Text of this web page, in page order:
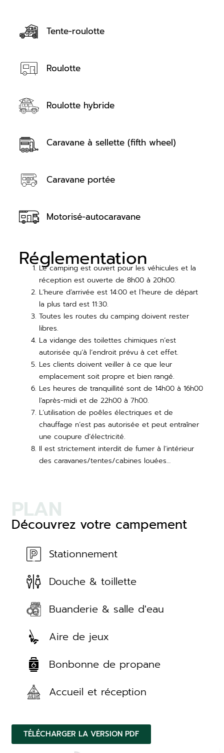
Tente-roulotte
Roulotte
Roulotte hybride
Caravane à sellette (fifth wheel)
Caravane portée
Motorisé-autocaravane
Réglementation
Le camping est ouvert pour les véhicules et la
réception est ouverte de 8h00 à 20h00.
L’heure d’arrivée est 14:00 et l’heure de départ
la plus tard est 11:30.
Toutes les routes du camping doivent rester
libres.
La vidange des toilettes chimiques n’est
autorisée qu’à l’endroit prévu à cet effet.
Les clients doivent veiller à ce que leur
emplacement soit propre et bien rangé.
Les heures de tranquillité sont de 14h00 à 16h00
l’après-midi et de 22h00 à 7h00.
L’utilisation de poêles électriques et de
chauffage n’est pas autorisée et peut entraîner
une coupure d’électricité.
Il est strictement interdit de fumer à l’intérieur
des caravanes/tentes/cabines louées…
PLAN
Découvrez votre campement
Stationnement
Douche & toillette
Buanderie & salle d'eau
Aire de jeux
Bonbonne de propane
Accueil et réception
TÉLÉCHARGER LA VERSION PDF